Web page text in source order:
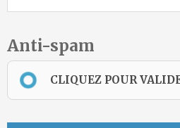
Anti-spam
CLIQUEZ POUR